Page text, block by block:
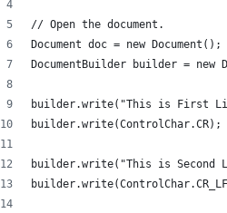
// Open the document.
Document doc = new Document();
DocumentBuilder builder = new
builder.write("This is First
builder.write(ControlChar.CR);
builder.write("This is Second